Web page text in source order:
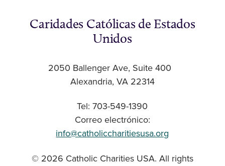
Caridades Católicas de Estados
Unidos
2050 Ballenger Ave, Suite 400
Alexandria, VA 22314
Tel: 703-549-1390
Correo electrónico:
info@catholiccharitiesusa.org
© 2026 Catholic Charities USA. All rights